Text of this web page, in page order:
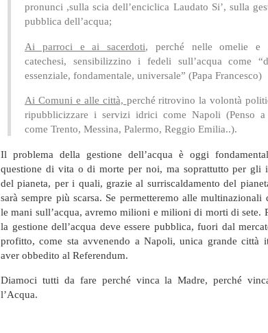
pronunci ,sulla scia dell’enciclica Laudato Si’, sulla
pubblica dell’acqua;
Ai parroci e ai sacerdoti, perché nelle omelie e
catechesi, sensibilizzino i fedeli sull’acqua come
essenziale, fondamentale, universale” (Papa Francesco)
Ai Comuni e alle città, perché ritrovino la volontà
ripubblicizzare i servizi idrici come Napoli (Penso a
come Trento, Messina, Palermo, Reggio Emilia..).
Il problema della gestione dell’acqua è oggi
questione di vita o di morte per noi, ma soprattutto per gli
del pianeta, per i quali, grazie al surriscaldamento del
sarà sempre più scarsa. Se permetteremo alle multinazionali
le mani sull’acqua, avremo milioni e milioni di morti di sete.
la gestione dell’acqua deve essere pubblica, fuori dal
profitto, come sta avvenendo a Napoli, unica grande città
aver obbedito al Referendum.
Diamoci tutti da fare perché vinca la Madre, perché
l’Acqua.